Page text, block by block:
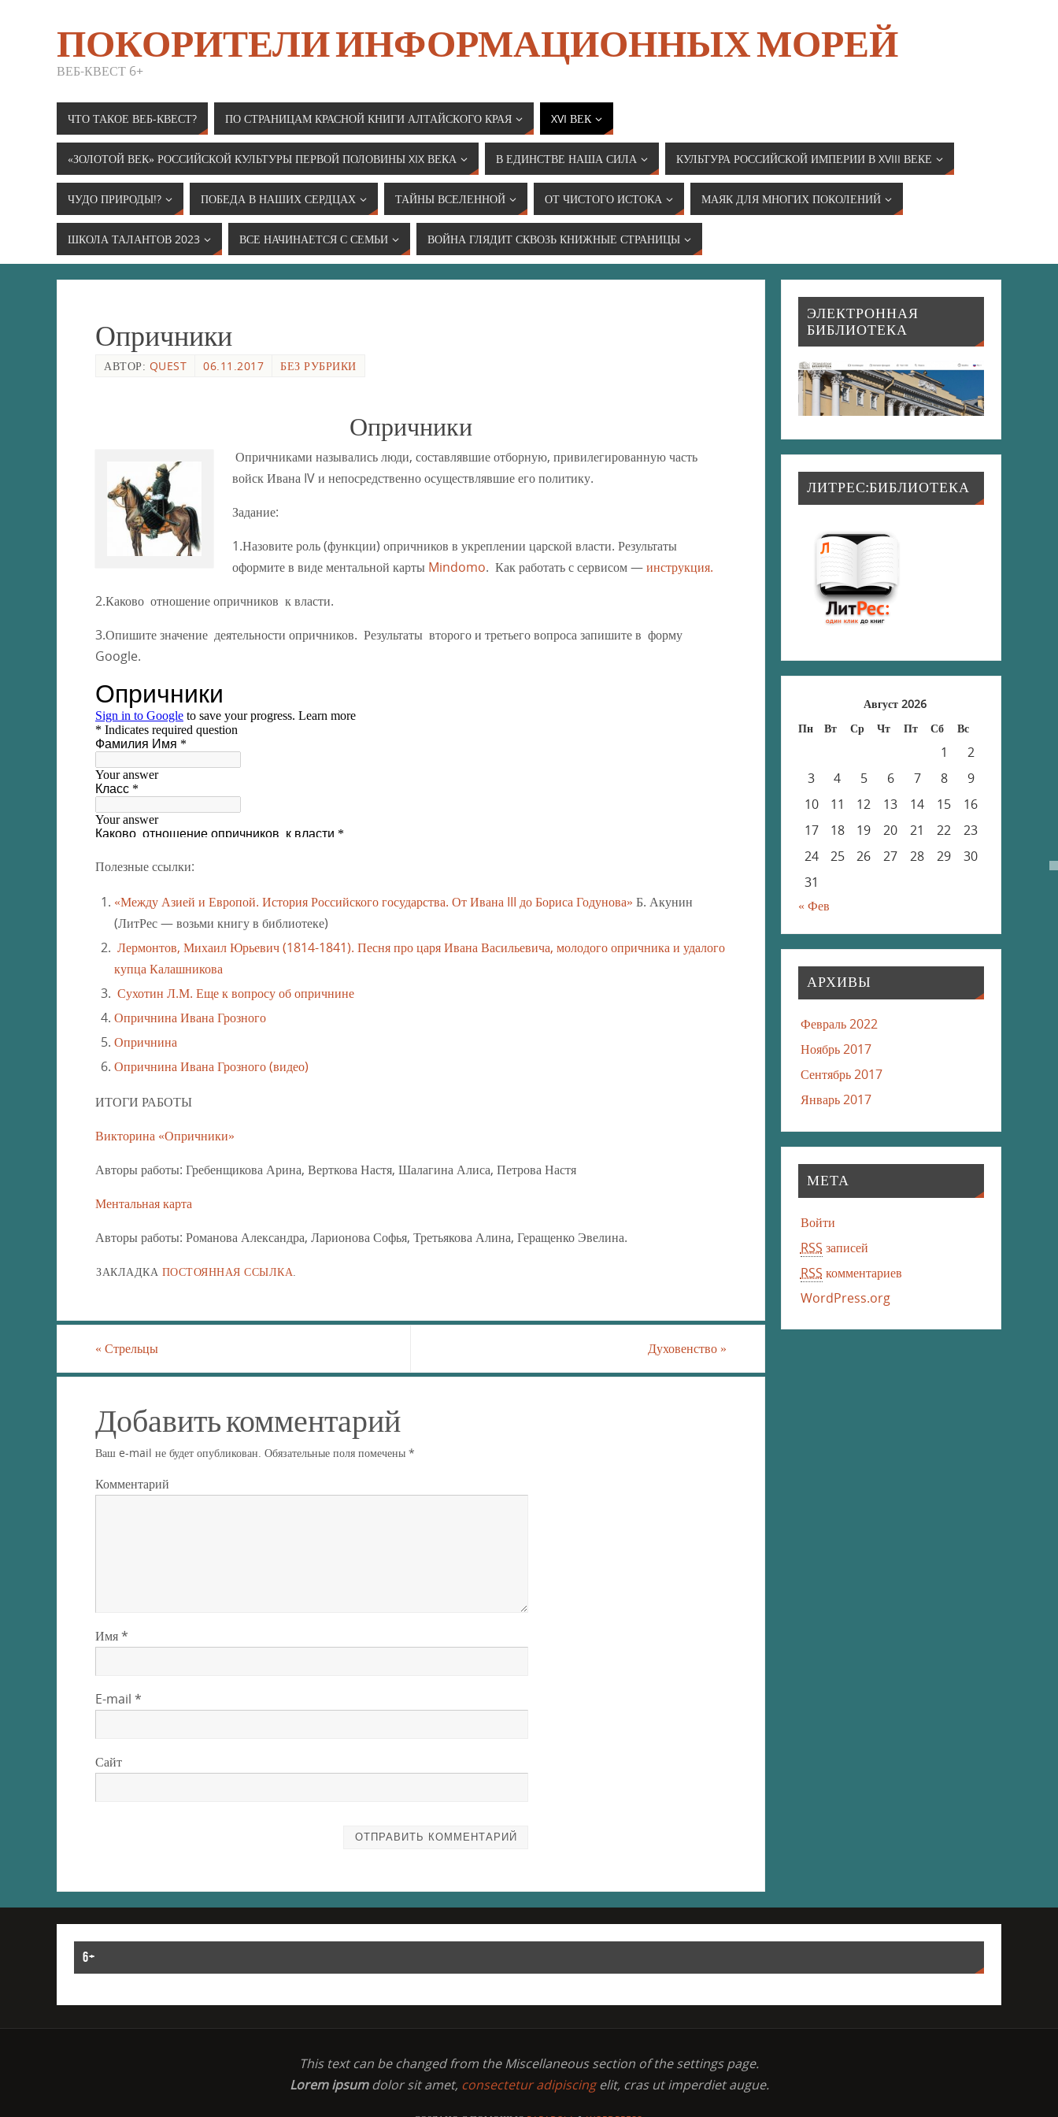
ПОКОРИТЕЛИ ИНФОРМАЦИОННЫХ МОРЕЙ
ВЕБ-КВЕСТ 6+
ЧТО ТАКОЕ ВЕБ-КВЕСТ? ПО СТРАНИЦАМ КРАСНОЙ КНИГИ АЛТАЙСКОГО КРАЯ XVI ВЕК
«ЗОЛОТОЙ ВЕК» РОССИЙСКОЙ КУЛЬТУРЫ ПЕРВОЙ ПОЛОВИНЫ XIX ВЕКА В ЕДИНСТВЕ НАША СИЛА КУЛЬТУРА РОССИЙСКОЙ ИМПЕРИИ В XVIII ВЕКЕ
ЧУДО ПРИРОДЫ!? ПОБЕДА В НАШИХ СЕРДЦАХ ТАЙНЫ ВСЕЛЕННОЙ ОТ ЧИСТОГО ИСТОКА МАЯК ДЛЯ МНОГИХ ПОКОЛЕНИЙ
ШКОЛА ТАЛАНТОВ 2023 ВСЕ НАЧИНАЕТСЯ С СЕМЬИ ВОЙНА ГЛЯДИТ СКВОЗЬ КНИЖНЫЕ СТРАНИЦЫ
Опричники
АВТОР: QUEST 06.11.2017 БЕЗ РУБРИКИ
Опричники
Опричниками назывались люди, составлявшие отборную, привилегированную часть
войск Ивана IV и непосредственно осуществлявшие его политику.
Задание:
1.Назовите роль (функции) опричников в укреплении царской власти. Результаты
оформите в виде ментальной карты Mindomo. Как работать с сервисом —инструкция.
2.Каково отношение опричников к власти.
3.Опишите значение деятельности опричников. Результаты второго и третьего вопроса запишите в форму
Google.
Полезные ссылки:
«Между Азией и Европой. История Российского государства. От Ивана III до Бориса Годунова» Б. Акунин
(ЛитРес — возьми книгу в библиотеке)
Лермонтов, Михаил Юрьевич (1814-1841). Песня про царя Ивана Васильевича, молодого опричника и удалого
купца Калашникова
Сухотин Л.М. Еще к вопросу об опричнине
Опричнина Ивана Грозного
Опричнина
Опричнина Ивана Грозного (видео)
ИТОГИ РАБОТЫ
Викторина «Опричники»
Авторы работы: Гребенщикова Арина, Верткова Настя, Шалагина Алиса, Петрова Настя
Ментальная карта
Авторы работы: Романова Александра, Ларионова Софья, Третьякова Алина, Геращенко Эвелина.
ЗАКЛАДКА ПОСТОЯННАЯ ССЫЛКА
« Стрельцы Духовенство »
Добавить комментарий
Ваш e-mail не будет опубликован. Обязательные поля помечены *
Комментарий
Имя*
E-mail *
Сайт
ЭЛЕКТРОННАЯ
БИБЛИОТЕКА
ЛИТРЕС:БИБЛИОТЕКА
Август 2026
Пн
Вт Ср Чт Пт Сб Вс
« Фев
1
2
3
4 5 6 7 8
9
10
11 12 13 14 15
16
17
18 19 20 21 22
23
24
25 26 27 28 29
30
31
АРХИВЫ
Февраль 2022
Ноябрь 2017
Сентябрь 2017
Январь 2017
МЕТА
Войти
RSS записей
RSS комментариев
WordPress.org
6+
This text can be changed from the Miscellaneous section of the settings page.
Lorem ipsumdolor sit amet, consectetur adipiscingelit, cras ut imperdiet augue.